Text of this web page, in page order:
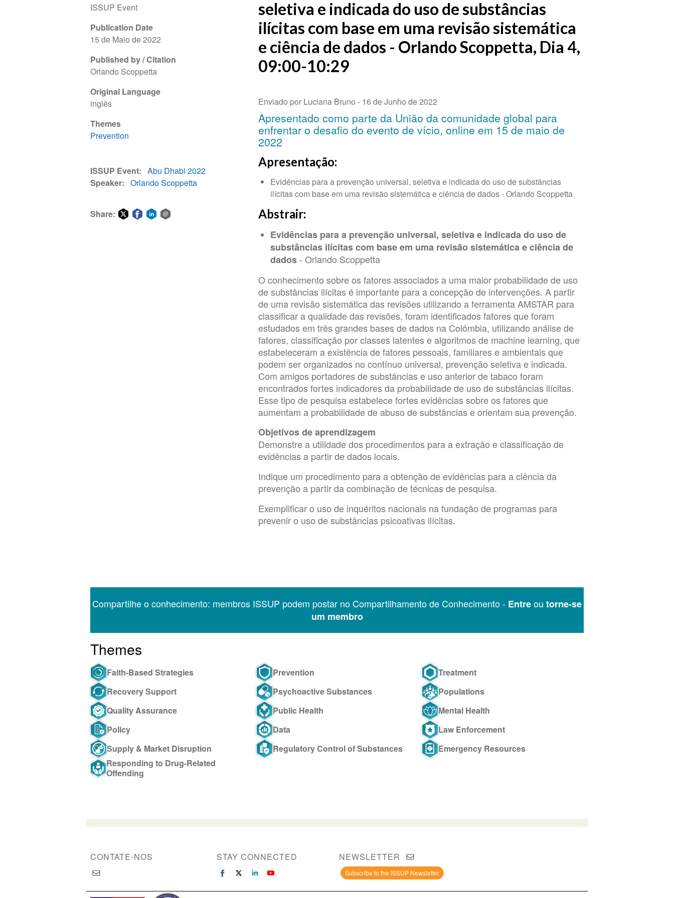
ISSUP Event
Publication Date
15 de Maio de 2022
Published by / Citation
Orlando Scoppetta
Original Language
inglês
Themes
Prevention
ISSUP Event
Abu Dhabi 2022
Speaker
Orlando Scoppetta
Share:
seletiva e indicada do uso de substâncias
ilícitas com base em uma revisão sistemática
e ciência de dados - Orlando Scoppetta, Dia 4,
09:00-10:29
Enviado por Luciana Bruno - 16 de Junho de 2022
Apresentado como parte da União da comunidade global para
enfrentar o desafio do evento de vício, online em 15 de maio de
2022
Apresentação:
Evidências para a prevenção universal, seletiva e indicada do uso de substâncias
ilícitas com base em uma revisão sistemática e ciência de dados - Orlando Scoppetta
Abstrair:
Evidências para a prevenção universal, seletiva e indicada do uso de
substâncias ilícitas com base em uma revisão sistemática e ciência de
dados- Orlando Scoppetta
O conhecimento sobre os fatores associados a uma maior probabilidade de uso
de substâncias ilícitas é importante para a concepção de intervenções. A partir
de uma revisão sistemática das revisões utilizando a ferramenta AMSTAR para
classificar a qualidade das revisões, foram identificados fatores que foram
estudados em três grandes bases de dados na Colômbia, utilizando análise de
fatores, classificação por classes latentes e algoritmos de machine learning, que
estabeleceram a existência de fatores pessoais, familiares e ambientais que
podem ser organizados no contínuo universal, prevenção seletiva e indicada.
Com amigos portadores de substâncias e uso anterior de tabaco foram
encontrados fortes indicadores da probabilidade de uso de substâncias ilícitas.
Esse tipo de pesquisa estabelece fortes evidências sobre os fatores que
aumentam a probabilidade de abuso de substâncias e orientam sua prevenção.
Objetivos de aprendizagem
Demonstre a utilidade dos procedimentos para a extração e classificação de
evidências a partir de dados locais.
Indique um procedimento para a obtenção de evidências para a ciência da
prevenção a partir da combinação de técnicas de pesquisa.
Exemplificar o uso de inquéritos nacionais na fundação de programas para
prevenir o uso de substâncias psicoativas ilícitas.
Compartilhe o conhecimento: membros ISSUP podem postar no Compartilhamento de Conhecimento - Entreou torne-se
um membro
Themes
Faith-Based Strategies Prevention
Treatment
Recovery Support
Psychoactive Substances
Populations
Quality Assurance
Public Health
Mental Health
Policy
Data
Law Enforcement
Supply & Market Disruption
Regulatory Control of Substances
Emergency Resources
Responding to Drug-Related
Offending
CONTATE-NOS STAY CONNECTED NEWSLETTER
Subscribe to the ISSUP Newsletter